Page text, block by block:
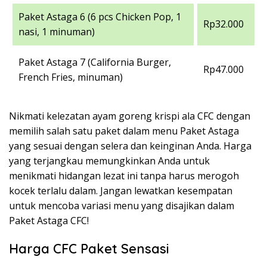
Paket Astaga 6 (6 pcs Chicken Pop, 1
nasi, 1 minuman)
Rp32.000
Paket Astaga 7 (California Burger,
French Fries, minuman)
Rp47.000
Nikmati kelezatan ayam goreng krispi ala CFC dengan
memilih salah satu paket dalam menu Paket Astaga
yang sesuai dengan selera dan keinginan Anda. Harga
yang terjangkau memungkinkan Anda untuk
menikmati hidangan lezat ini tanpa harus merogoh
kocek terlalu dalam. Jangan lewatkan kesempatan
untuk mencoba variasi menu yang disajikan dalam
Paket Astaga CFC!
Harga CFC Paket Sensasi